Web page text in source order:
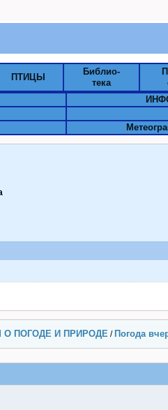
ПТИЦЫ
Библио-
тека
О ПОГОДЕ И ПРИРОДЕ / Погода